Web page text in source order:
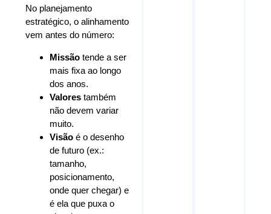
No planejamento
estratégico, o alinhamento
vem antes do número:
Missão tende a ser
mais fixa ao longo
dos anos.
Valores também
não devem variar
muito.
Visão é o desenho
de futuro (ex.:
tamanho,
posicionamento,
onde quer chegar) e
é ela que puxa o